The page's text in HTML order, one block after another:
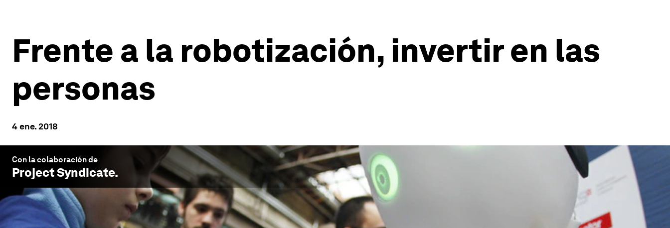
Frente a la robotización, invertir en las
personas
4 ene. 2018
Con la colaboración de
Project Syndicate.